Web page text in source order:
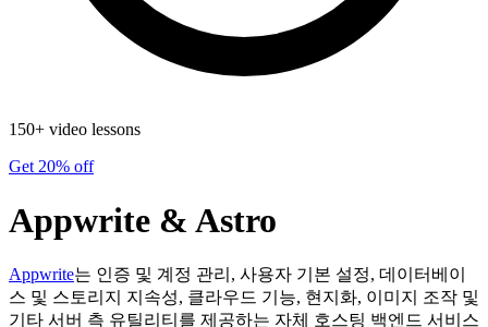
150+ video lessons
Get 20% off
Appwrite & Astro
Appwrite는 인증 및 계정 관리, 사용자 기본 설정, 데이터베이
스 및 스토리지 지속성, 클라우드 기능, 현지화, 이미지 조작 및
기타 서버 측 유틸리티를 제공하는 자체 호스팅 백엔드 서비스